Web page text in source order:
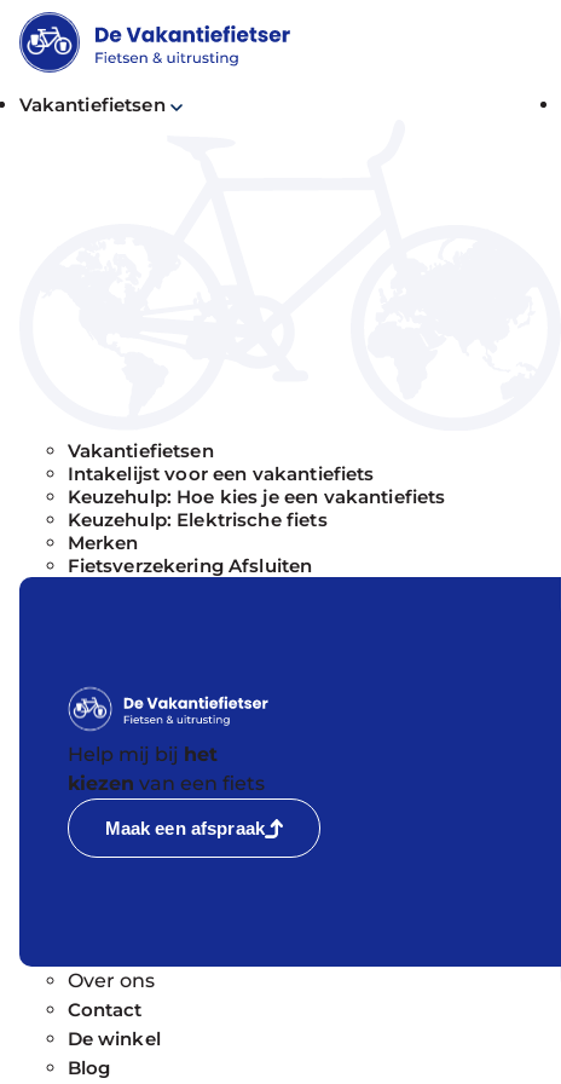
Vakantiefietsen
Vakantiefietsen
Intakelijst voor een vakantiefiets
Keuzehulp: Hoe kies je een vakantiefiets
Keuzehulp: Elektrische fiets
Merken
Fietsverzekering Afsluiten
Help mij bij het
kiezen van een fiets
Maak een afspraak
Over ons
Contact
De winkel
Blog
Informatie